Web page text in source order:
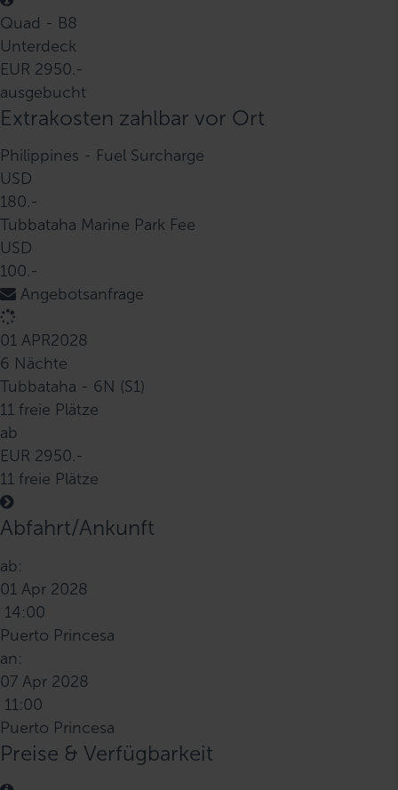
Quad - B8
Unterdeck
EUR 2950.-
ausgebucht
Extrakosten zahlbar vor Ort
Philippines - Fuel Surcharge
USD
180.-
Tubbataha Marine Park Fee
USD
100.-
Angebotsanfrage
01 APR2028
6 Nächte
Tubbataha - 6N (S1)
11 freie Plätze
ab
EUR 2950.-
11 freie Plätze
Abfahrt/Ankunft
ab:
01 Apr 2028
14:00
Puerto Princesa
an:
07 Apr 2028
11:00
Puerto Princesa
Preise & Verfügbarkeit